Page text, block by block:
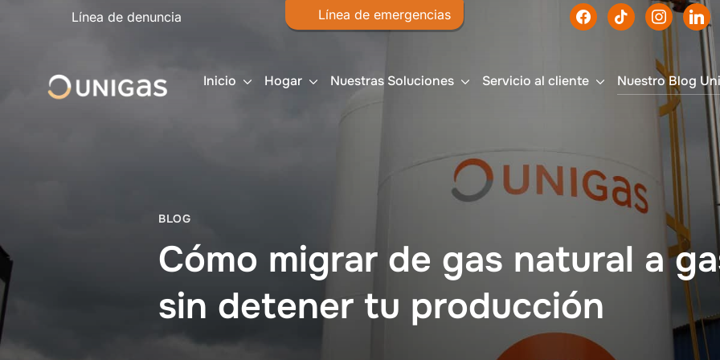
Línea de denuncia Línea de emergencias
Haz
Inicio Hogar Nuestras Soluciones Servicio al cliente Nuestro Blog
BLOG
Cómo migrar de gas natural a
sin detener tu producción